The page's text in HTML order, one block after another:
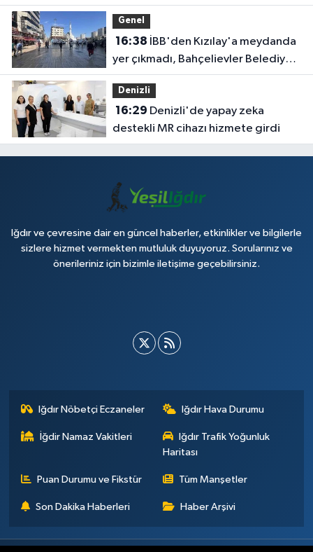
vatandaşlara böyle seslendi
Genel
16:38
yer çıkmadı, Bahçelievler Belediyesi
yer tahsis etti
Denizli
16:29
destekli MR cihazı hizmete girdi
Iğdır ve çevresine dair en güncel haberler, etkinlikler ve bilgilerle
sizlere hizmet vermekten mutluluk duyuyoruz. Sorularınız ve
önerileriniz için bizimle iletişime geçebilirsiniz.
Iğdır Nöbetçi Eczaneler Iğdır Hava Durumu
İğdir Namaz Vakitleri
Iğdır Trafik Yoğunluk
Haritası
Puan Durumu ve Fikstür Tüm Manşetler
Son Dakika Haberleri Haber Arşivi